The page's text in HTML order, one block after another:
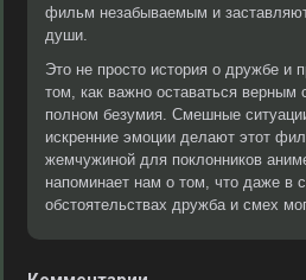
фильм незабываемым и
души.
Это не просто история о дружбе и
том, как важно оставаться
полном безумия. Смешные
искренние эмоции делают этот
жемчужиной для поклонников
напоминает нам о том, что даже в
обстоятельствах дружба и смех